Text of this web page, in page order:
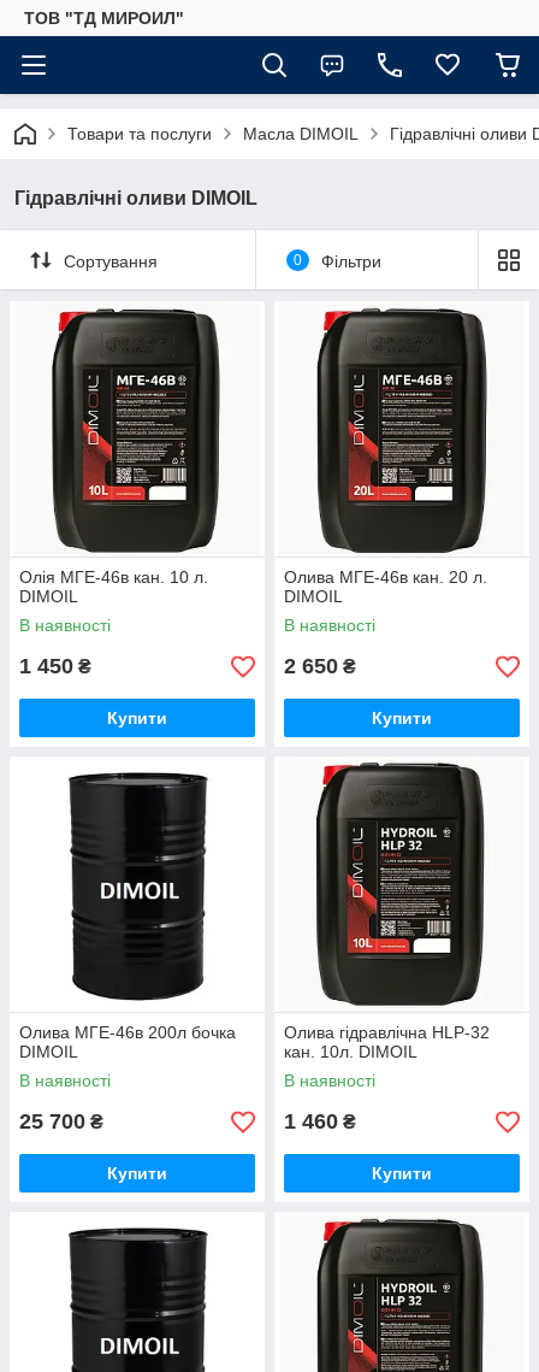
ТОВ "ТД МИРОИЛ"
Товари та послуги Масла DIMOIL Гідравлічні оливи
Гідравлічні оливи DIMOIL
Сортування 0 Фільтри
Олія МГЕ-46в кан. 10 л.
DIMOIL
В наявності
1 450 ₴
Купити
Олива МГЕ-46в кан. 20 л.
DIMOIL
В наявності
2 650 ₴
Купити
Олива МГЕ-46в 200л бочка
DIMOIL
В наявності
25 700 ₴
Купити
Олива гідравлічна HLP-32
кан. 10л. DIMOIL
В наявності
1 460 ₴
Купити